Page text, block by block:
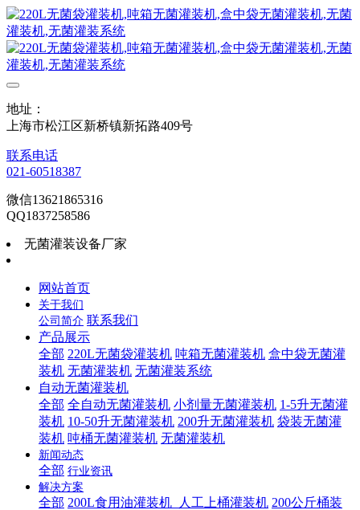
地址：
上海市松江区新桥镇新拓路409号
联系电话
021-60518387
微信13621865316
QQ1837258586
无菌灌装设备厂家
网站首页
关于我们
公司简介 联系我们
产品展示
全部 220L无菌袋灌装机 吨箱无菌灌装机 盒中袋无菌灌
装机 无菌灌装机 无菌灌装系统
自动无菌灌装机
全部 全自动无菌灌装机 小剂量无菌灌装机 1-5升无菌灌
装机 10-50升无菌灌装机 200升无菌灌装机 袋装无菌灌
装机 吨桶无菌灌装机 无菌灌装机
新闻动态
全部 行业资讯
解决方案
全部 200L食用油灌装机_人工上桶灌装机 200公斤桶装